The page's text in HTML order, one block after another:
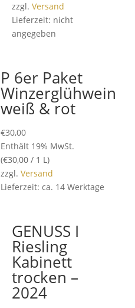
zzgl. Versand
Lieferzeit: nicht
angegeben
P 6er Paket
Winzerglühwein
weiß & rot
€30,00
Enthält 19% MwSt.
(€30,00/ 1 L)
zzgl. Versand
Lieferzeit: ca. 14 Werktage
GENUSS I
Riesling
Kabinett
trocken –
2024